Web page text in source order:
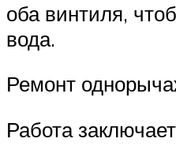
оба винтиля,
вода.
Ремонт
Работа